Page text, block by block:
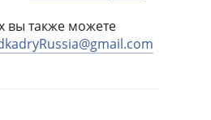
вы также можете